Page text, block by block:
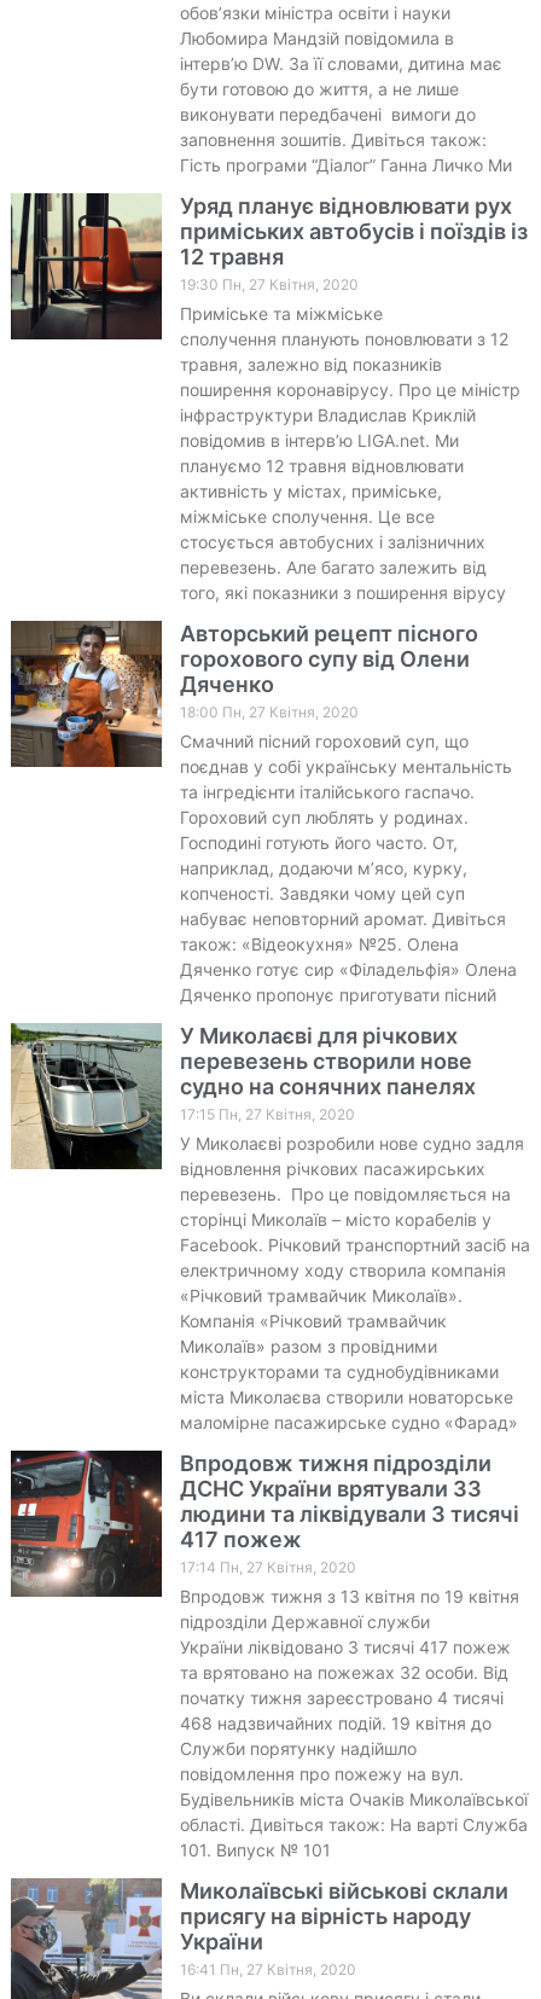
обов’язки міністра освіти і науки
Любомира Мандзій повідомила в
інтерв’ю DW. За її словами, дитина має
бути готовою до життя, а не лише
виконувати передбачені вимоги до
заповнення зошитів. Дивіться також:
Гість програми “Діалог” Ганна Личко Ми
Уряд планує відновлювати рух
приміських автобусів і поїздів із
12 травня
19:30 Пн, 27 Квітня, 2020
Приміське та міжміське
сполучення планують поновлювати з 12
травня, залежно від показників
поширення коронавірусу. Про це міністр
інфраструктури Владислав Криклій
повідомив в інтерв’ю LIGA.net. Ми
плануємо 12 травня відновлювати
активність у містах, приміське,
міжміське сполучення. Це все
стосується автобусних і залізничних
перевезень. Але багато залежить від
того, які показники з поширення вірусу
Авторський рецепт пісного
горохового супу від Олени
Дяченко
18:00 Пн, 27 Квітня, 2020
Смачний пісний гороховий суп, що
поєднав у собі українську ментальність
та інгредієнти італійського гаспачо.
Гороховий суп люблять у родинах.
Господині готують його часто. От,
наприклад, додаючи м’ясо, курку,
копченості. Завдяки чому цей суп
набуває неповторний аромат. Дивіться
також: «Відеокухня» №25. Олена
Дяченко готує сир «Філадельфія» Олена
Дяченко пропонує приготувати пісний
У Миколаєві для річкових
перевезень створили нове
судно на сонячних панелях
17:15 Пн, 27 Квітня, 2020
У Миколаєві розробили нове судно задля
відновлення річкових пасажирських
перевезень. Про це повідомляється на
сторінці Миколаїв – місто корабелів у
Facebook. Річковий транспортний засіб на
електричному ходу створила компанія
«Річковий трамвайчик Миколаїв».
Компанія «Річковий трамвайчик
Миколаїв» разом з провідними
конструкторами та суднобудівниками
міста Миколаєва створили новаторське
маломірне пасажирське судно «Фарад»
Впродовж тижня підрозділи
ДСНС України врятували 33
людини та ліквідували 3 тисячі
417 пожеж
17:14 Пн, 27 Квітня, 2020
Впродовж тижня з 13 квітня по 19 квітня
підрозділи Державної служби
України ліквідовано 3 тисячі 417 пожеж
та врятовано на пожежах 32 особи. Від
початку тижня зареєстровано 4 тисячі
468 надзвичайних подій. 19 квітня до
Служби порятунку надійшло
повідомлення про пожежу на вул.
Будівельників міста Очаків Миколаївської
області. Дивіться також: На варті Служба
101. Випуск № 101
Миколаївські військові склали
присягу на вірність народу
України
16:41 Пн, 27 Квітня, 2020